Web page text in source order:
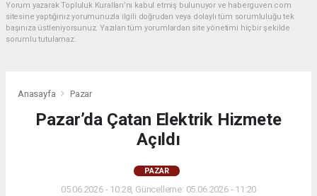
Yorum yazarak Topluluk Kuralları’nı kabul etmiş bulunuyor ve haberguven.com
sitesine yaptığınız yorumunuzla ilgili doğrudan veya dolaylı tüm sorumluluğu tek
başınıza üstleniyorsunuz. Yazılan tüm yorumlardan site yönetimi hiçbir şekilde
sorumlu tutulamaz.
Anasayfa Pazar
Pazar’da Çatan Elektrik Hizmete
Açıldı
PAZAR
05.06.2026 - 10:28, Güncelleme: 05.06.2026 - 11:20